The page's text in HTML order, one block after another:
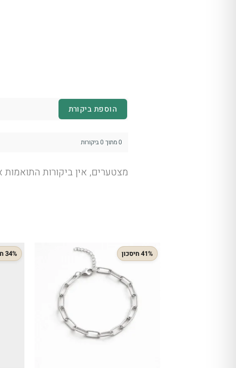
הוספת ביקורת
0 מתוך 0 ביקורות
מצטערים, אין ביקורות
41% חיסכון 34% חיסכון